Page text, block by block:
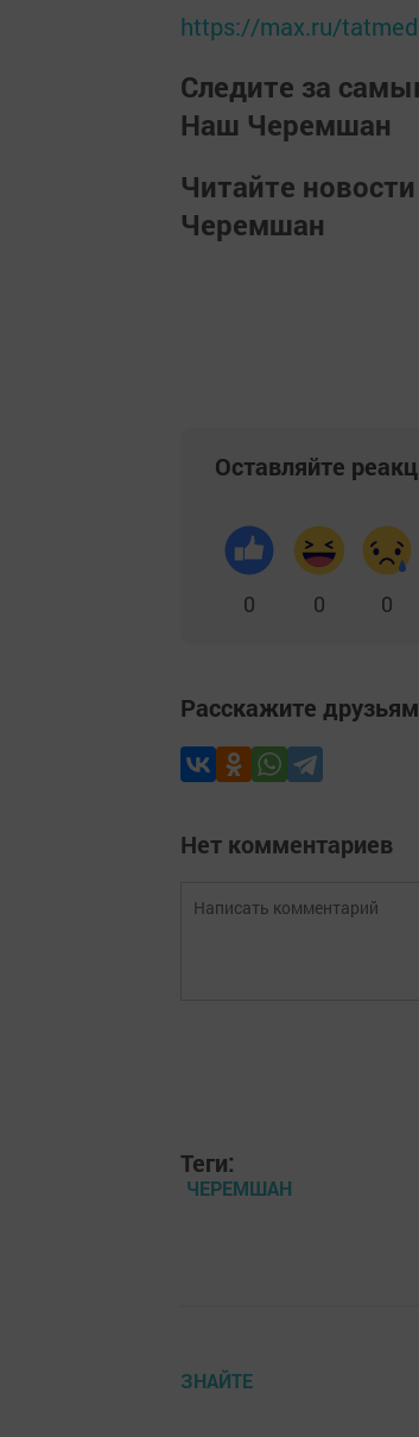
https://max.ru/
Следите за
Наш Черемшан
Читайте
Черемшан
Оставляйте
0 0 0
Расскажите друзьям
Нет комментариев
Теги:
ЧЕРЕМШАН
ЗНАЙТЕ